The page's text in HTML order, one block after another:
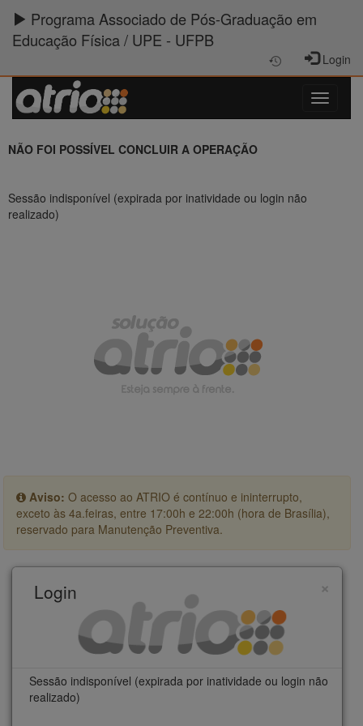
Programa Associado de Pós-Graduação em
Educação Física / UPE - UFPB
Login
NÃO FOI POSSÍVEL CONCLUIR A OPERAÇÃO
Sessão indisponível (expirada por inatividade ou login não
realizado)
Aviso: O acesso ao ATRIO é contínuo e ininterrupto,
exceto às 4a.feiras, entre 17:00h e 22:00h (hora de Brasília),
reservado para Manutenção Preventiva.
×
Login
Sessão indisponível (expirada por inatividade ou login não
realizado)